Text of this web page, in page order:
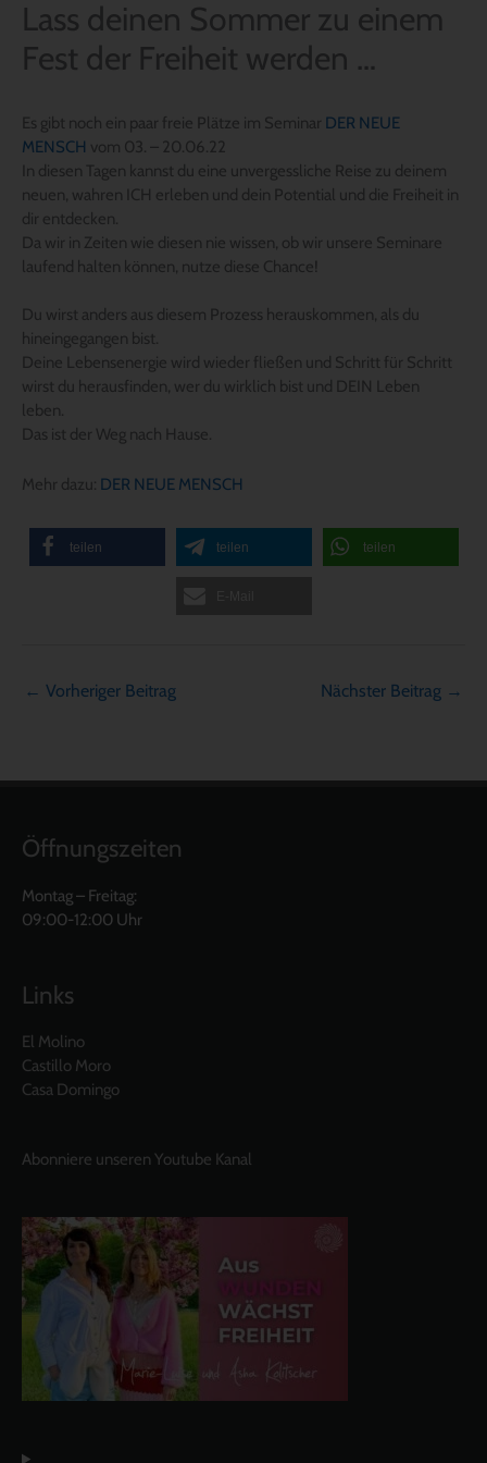
Lass deinen Sommer zu einem
Fest der Freiheit werden …
Es gibt noch ein paar freie Plätze im Seminar DER NEUE
MENSCH vom 03. – 20.06.22
In diesen Tagen kannst du eine unvergessliche Reise zu deinem
neuen, wahren ICH erleben und dein Potential und die Freiheit in
dir entdecken.
Da wir in Zeiten wie diesen nie wissen, ob wir unsere Seminare
laufend halten können, nutze diese Chance!
Du wirst anders aus diesem Prozess herauskommen, als du
hineingegangen bist.
Deine Lebensenergie wird wieder fließen und Schritt für Schritt
wirst du herausfinden, wer du wirklich bist und DEIN Leben
leben.
Das ist der Weg nach Hause.
Mehr dazu: DER NEUE MENSCH
teilen teilen teilen
← Vorheriger Beitrag Nächster Beitrag →
Öffnungszeiten
Montag – Freitag:
09:00-12:00 Uhr
Links
El Molino
Castillo Moro
Casa Domingo
Abonniere unseren Youtube Kanal